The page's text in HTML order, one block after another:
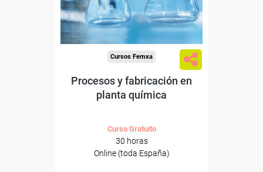
Sector
-Industria Química.
Cursos Femxa
Procesos y fabricación en
planta química
Curso Gratuito
30 horas
Online (toda España)